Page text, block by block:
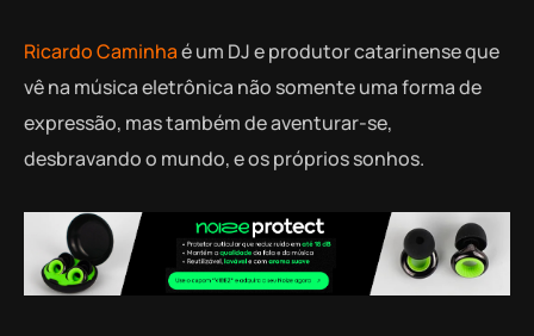
Ricardo Caminhaé um DJ e produtor catarinense que
vê na música eletrônica não somente uma forma de
expressão, mas também de aventurar-se,
desbravando o mundo, e os próprios sonhos.